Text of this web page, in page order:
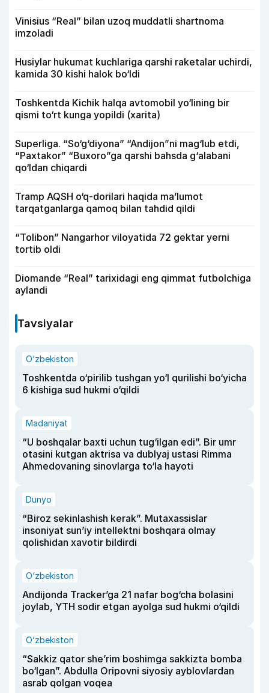
Vinisius “Real” bilan uzoq muddatli shartnoma
imzoladi
Husiylar hukumat kuchlariga qarshi raketalar uchirdi,
kamida 30 kishi halok bo‘ldi
Toshkentda Kichik halqa avtomobil yo‘lining bir
qismi to‘rt kunga yopildi (xarita)
Superliga. “So‘g‘diyona” “Andijon”ni mag‘lub etdi,
“Paxtakor” “Buxoro”ga qarshi bahsda g‘alabani
qo‘ldan chiqardi
Tramp AQSH o‘q-dorilari haqida ma’lumot
tarqatganlarga qamoq bilan tahdid qildi
“Tolibon” Nangarhor viloyatida 72 gektar yerni
tortib oldi
Diomande “Real” tarixidagi eng qimmat futbolchiga
aylandi
Tavsiyalar
O‘zbekiston
Toshkentda o‘pirilib tushgan yo‘l qurilishi bo‘yicha
6 kishiga sud hukmi o‘qildi
Madaniyat
“U boshqalar baxti uchun tug‘ilgan edi”. Bir umr
otasini kutgan aktrisa va dublyaj ustasi Rimma
Ahmedovaning sinovlarga to‘la hayoti
Dunyo
“Biroz sekinlashish kerak”. Mutaxassislar
insoniyat sun’iy intellektni boshqara olmay
qolishidan xavotir bildirdi
O‘zbekiston
Andijonda Tracker’ga 21 nafar bog‘cha bolasini
joylab, YTH sodir etgan ayolga sud hukmi o‘qildi
O‘zbekiston
“Sakkiz qator she’rim boshimga sakkizta bomba
bo‘lgan”. Abdulla Oripovni siyosiy ayblovlardan
asrab qolgan voqea